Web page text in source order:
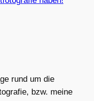
rund um die
bzw. meine